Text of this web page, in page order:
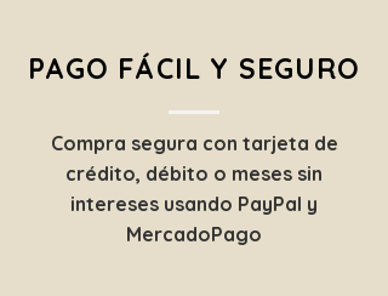
PAGO FÁCIL Y SEGURO
Compra segura con tarjeta de
crédito, débito o meses sin
intereses usando PayPal y
MercadoPago